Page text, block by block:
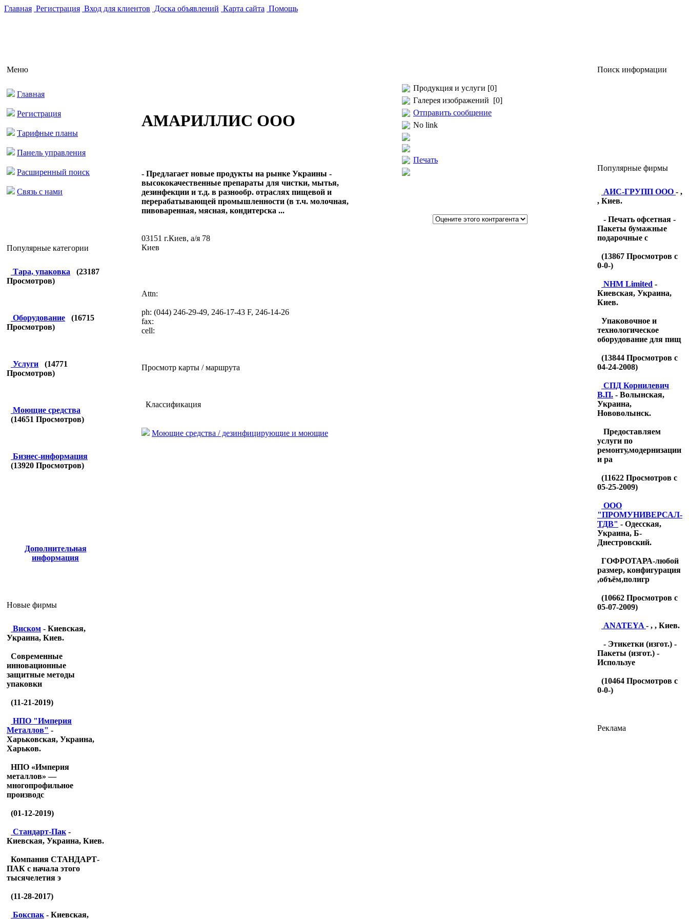
Главная Регистрация Вход для клиентов Доска объявлений Карта сайта Помощь
Меню
Главная
Регистрация
Тарифные планы
Панель управления
Расширенный поиск
Связь с нами
Популярные категории
Тара, упаковка (23187
Просмотров)
Оборудование (16715
Просмотров)
Услуги (14771
Просмотров)
Моющие средства
(14651 Просмотров)
Бизнес-информация
(13920 Просмотров)
Дополнительная
информация
Новые фирмы
Виском - Киевская,
Украина, Киев.
Современные
инновационные
защитные методы
упаковки
(11-21-2019)
НПО "Империя
Металлов" -
Харьковская, Украина,
Харьков.
НПО «Империя
металлов» —
многопрофильное
производс
(01-12-2019)
Стандарт-Пак -
Киевская, Украина, Киев.
Компания СТАНДАРТ-
ПАК с начала этого
тысячелетия э
(11-28-2017)
Бокспак - Киевская,
АМАРИЛЛИС ООО
- Предлагает новые продукты на рынке Украины -
высококачественные препараты для чистки, мытья,
дезинфекции и т.д. в разнообр. отраслях пищевой и
перерабатывающей промышленности (в т.ч. молочная,
пивоваренная, мясная, кондитерска ...
03151 г.Киев, а/я 78
Киев
Attn:
ph: (044) 246-29-49, 246-17-43 F, 246-14-26
fax:
cell:
Просмотр карты / маршрута
Классификация
Моющие средства / дезинфицирующие и моющие
Продукция и услуги [0]
Галерея изображений [0]
Отправить сообщение
No link
Печать
Поиск информации
Популярные фирмы
АИС-ГРУПП ООО - ,
, Киев.
- Печать офсетная -
Пакеты бумажные
подарочные с
(13867 Просмотров с
0-0-)
NHM Limited -
Киевская, Украина,
Киев.
Упаковочное и
технологическое
оборудование для пищ
(13844 Просмотров с
04-24-2008)
CПД Корнилевич
В.П. - Волынская,
Украина,
Нововолынск.
Предоставляем
услуги по
ремонту,модернизации
и ра
(11622 Просмотров с
05-25-2009)
OOO
"ПРОМУНИВЕРСАЛ-
ТДB" - Одесская,
Украина, Б-
Днестровский.
ГОФРОТАРА-любой
размер, конфигурация
,объём,полигр
(10662 Просмотров с
05-07-2009)
ANATEYA - , , Киев.
- Этикетки (изгот.) -
Пакеты (изгот.) -
Используе
(10464 Просмотров с
0-0-)
Реклама